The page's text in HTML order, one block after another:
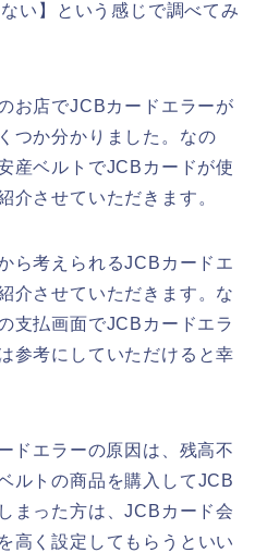
い】という感じで調べてみ
お店でJCBカードエラーが
つか分かりました。なの
産ベルトでJCBカードが使
介させていただきます。
ら考えられるJCBカードエ
介させていただきます。な
支払画面でJCBカードエラ
参考にしていただけると幸
ドエラーの原因は、残高不
ルトの商品を購入してJCB
まった方は、JCBカード会
高く設定してもらうといい